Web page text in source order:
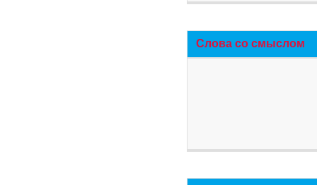
Слова со смыслом